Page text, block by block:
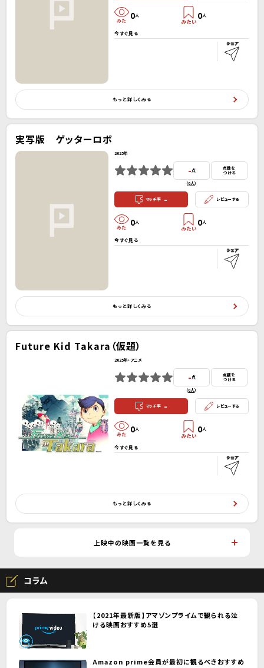
0人 0人
今すぐ見る
もっと詳しくみる
実写版 ゲッターロボ
2025年
-点
(0人）
点数を
つける
マッチ率 - レビューする
0人 0人
今すぐ見る
もっと詳しくみる
Future Kid Takara（仮題）
2025年・アニメ
-点
(0人）
点数を
つける
マッチ率 - レビューする
0人 0人
今すぐ見る
もっと詳しくみる
上映中の映画一覧を見る
コラム
【2021年最新版】アマゾンプライムで観られる泣
ける映画おすすめ5選
Amazon prime会員が最初に観るべきおすすめ